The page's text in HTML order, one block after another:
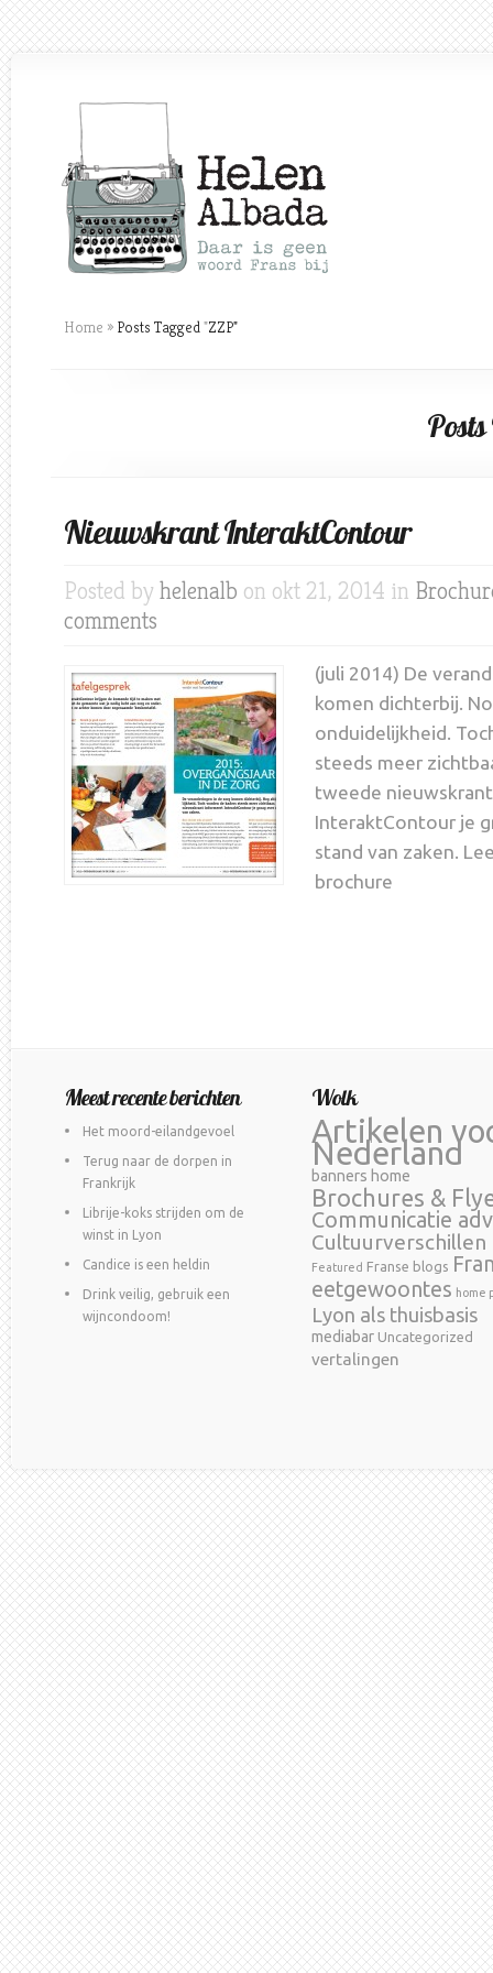
Home » Posts Tagged"ZZP"
Nieuwskrant InteraktContour
Posted by helenalb on okt 21, 2014 in
comments
(juli 2014) De
komen dichterbij.
onduidelijkheid.
steeds meer
tweede
InteraktContour je
stand van zaken.
brochure
Meest recente berichten
Het moord-eilandgevoel
Terug naar de dorpen in
Frankrijk
Librije-koks strijden om de
winst in Lyon
Candice is een heldin
Drink veilig, gebruik een
wijncondoom!
Wolk
Artikelen
Nederland
banners home
Brochures &
Communicatie
Cultuurverschillen
Featured Franse blogs
eetgewoontes home
Lyon als thuisbasis
mediabar Uncategorized
vertalingen